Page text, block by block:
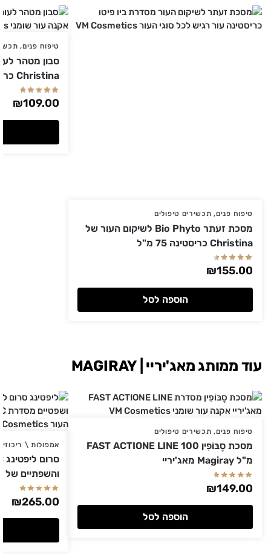
טיפוח פנים, תכשירים טיפולים
מסכת זעתר Bio Phyto לשיקום העור של
Christina כריסטינה 75 מ"ל
₪155.00
הוספה לסל
טיפוח פנים,
Christina כריסטינה
₪109.00
עוד ממותג מאג'יריי | MAGIRAY
טיפוח פנים, תכשירים טיפולים
מסכת סֶבּוֹפִין FAST ACTIONE LINE 100
מ"ל Magiray מאג'יריי
₪149.00
הוספה לסל
אמפולות \
והשפתיים של Magiray מאג'יריי 15 מ"ל
₪265.00